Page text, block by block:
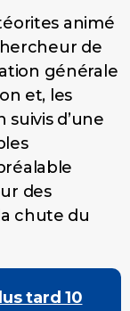
animé
de
générale
et, les
suivis d’une
des
chute du
tard 10